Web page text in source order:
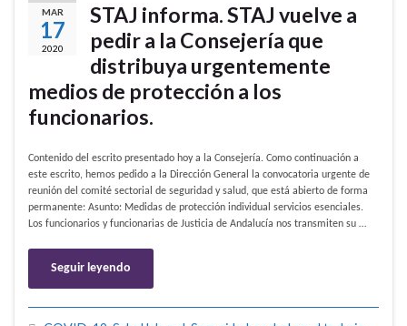
MAR
17
2020
STAJ informa. STAJ vuelve a
pedir a la Consejería que
distribuya urgentemente
medios de protección a los
funcionarios.
Contenido del escrito presentado hoy a la Consejería. Como continuación a
este escrito, hemos pedido a la Dirección General la convocatoria urgente de
reunión del comité sectorial de seguridad y salud, que está abierto de forma
permanente: Asunto: Medidas de protección individual servicios esenciales.
Los funcionarios y funcionarias de Justicia de Andalucía nos transmiten su …
Seguir leyendo